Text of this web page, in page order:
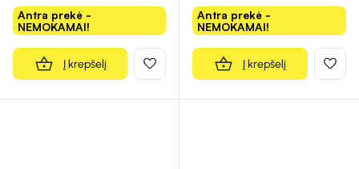
Antra prekė -
NEMOKAMAI!
Į krepšelį
Antra prekė -
NEMOKAMAI!
Į krepšelį